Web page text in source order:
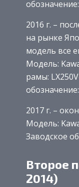
обозначение:
2016 г. –
на рынке
модель все
Модель:
рамы:
обозначение:
2017 г. –
Модель:
Заводское
Второе
2014)